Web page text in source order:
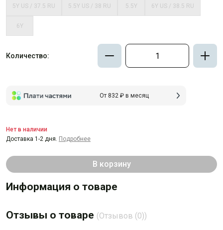
5Y US / 37.5 RU 5.5Y US / 38 RU 5.5Y 6Y US / 38.5 RU
6Y
Количество:
От 832 ₽ в месяц
В корзину
Нет в наличии
Доставка 1-2 дня. Подробнее
Информация о товаре
Отзывы о товаре (Отзывов (0))